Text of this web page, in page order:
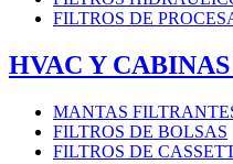
FILTROS DE
HVAC Y
MANTAS
FILTROS DE BOLSAS
FILTROS DE